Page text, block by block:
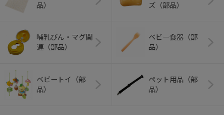
品）
ズ（部品）
哺乳びん・マグ関
連（部品）
ベビー食器（部
品）
ベビートイ（部
品）
ペット用品（部
品）